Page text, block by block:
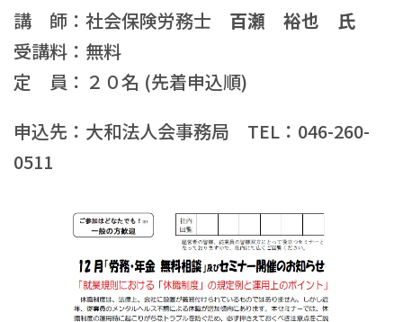
講 師：社会保険労務士 百瀬 裕也
氏
受講料：無料
定 員：２０名 (先着申込順)
申込先：大和法人会事務局 TEL：046-260-
0511